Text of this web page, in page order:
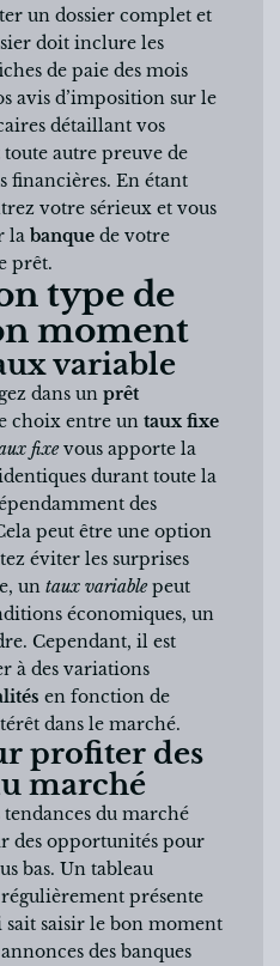
un dossier complet et
doit inclure les
de paie des mois
avis d’imposition sur le
détaillant vos
autre preuve de
financières. En étant
votre sérieux et vous
la banque de votre
prêt.
type de
moment
variable
dans un prêt
choix entre un taux fixe
fixevous apporte la
durant toute la
des
peut être une option
éviter les surprises
un taux variablepeut
économiques, un
Cependant, il est
à des variations
en fonction de
dans le marché.
profiter des
marché
du marché
des opportunités pour
bas. Un tableau
présente
sait saisir le bon moment
des banques